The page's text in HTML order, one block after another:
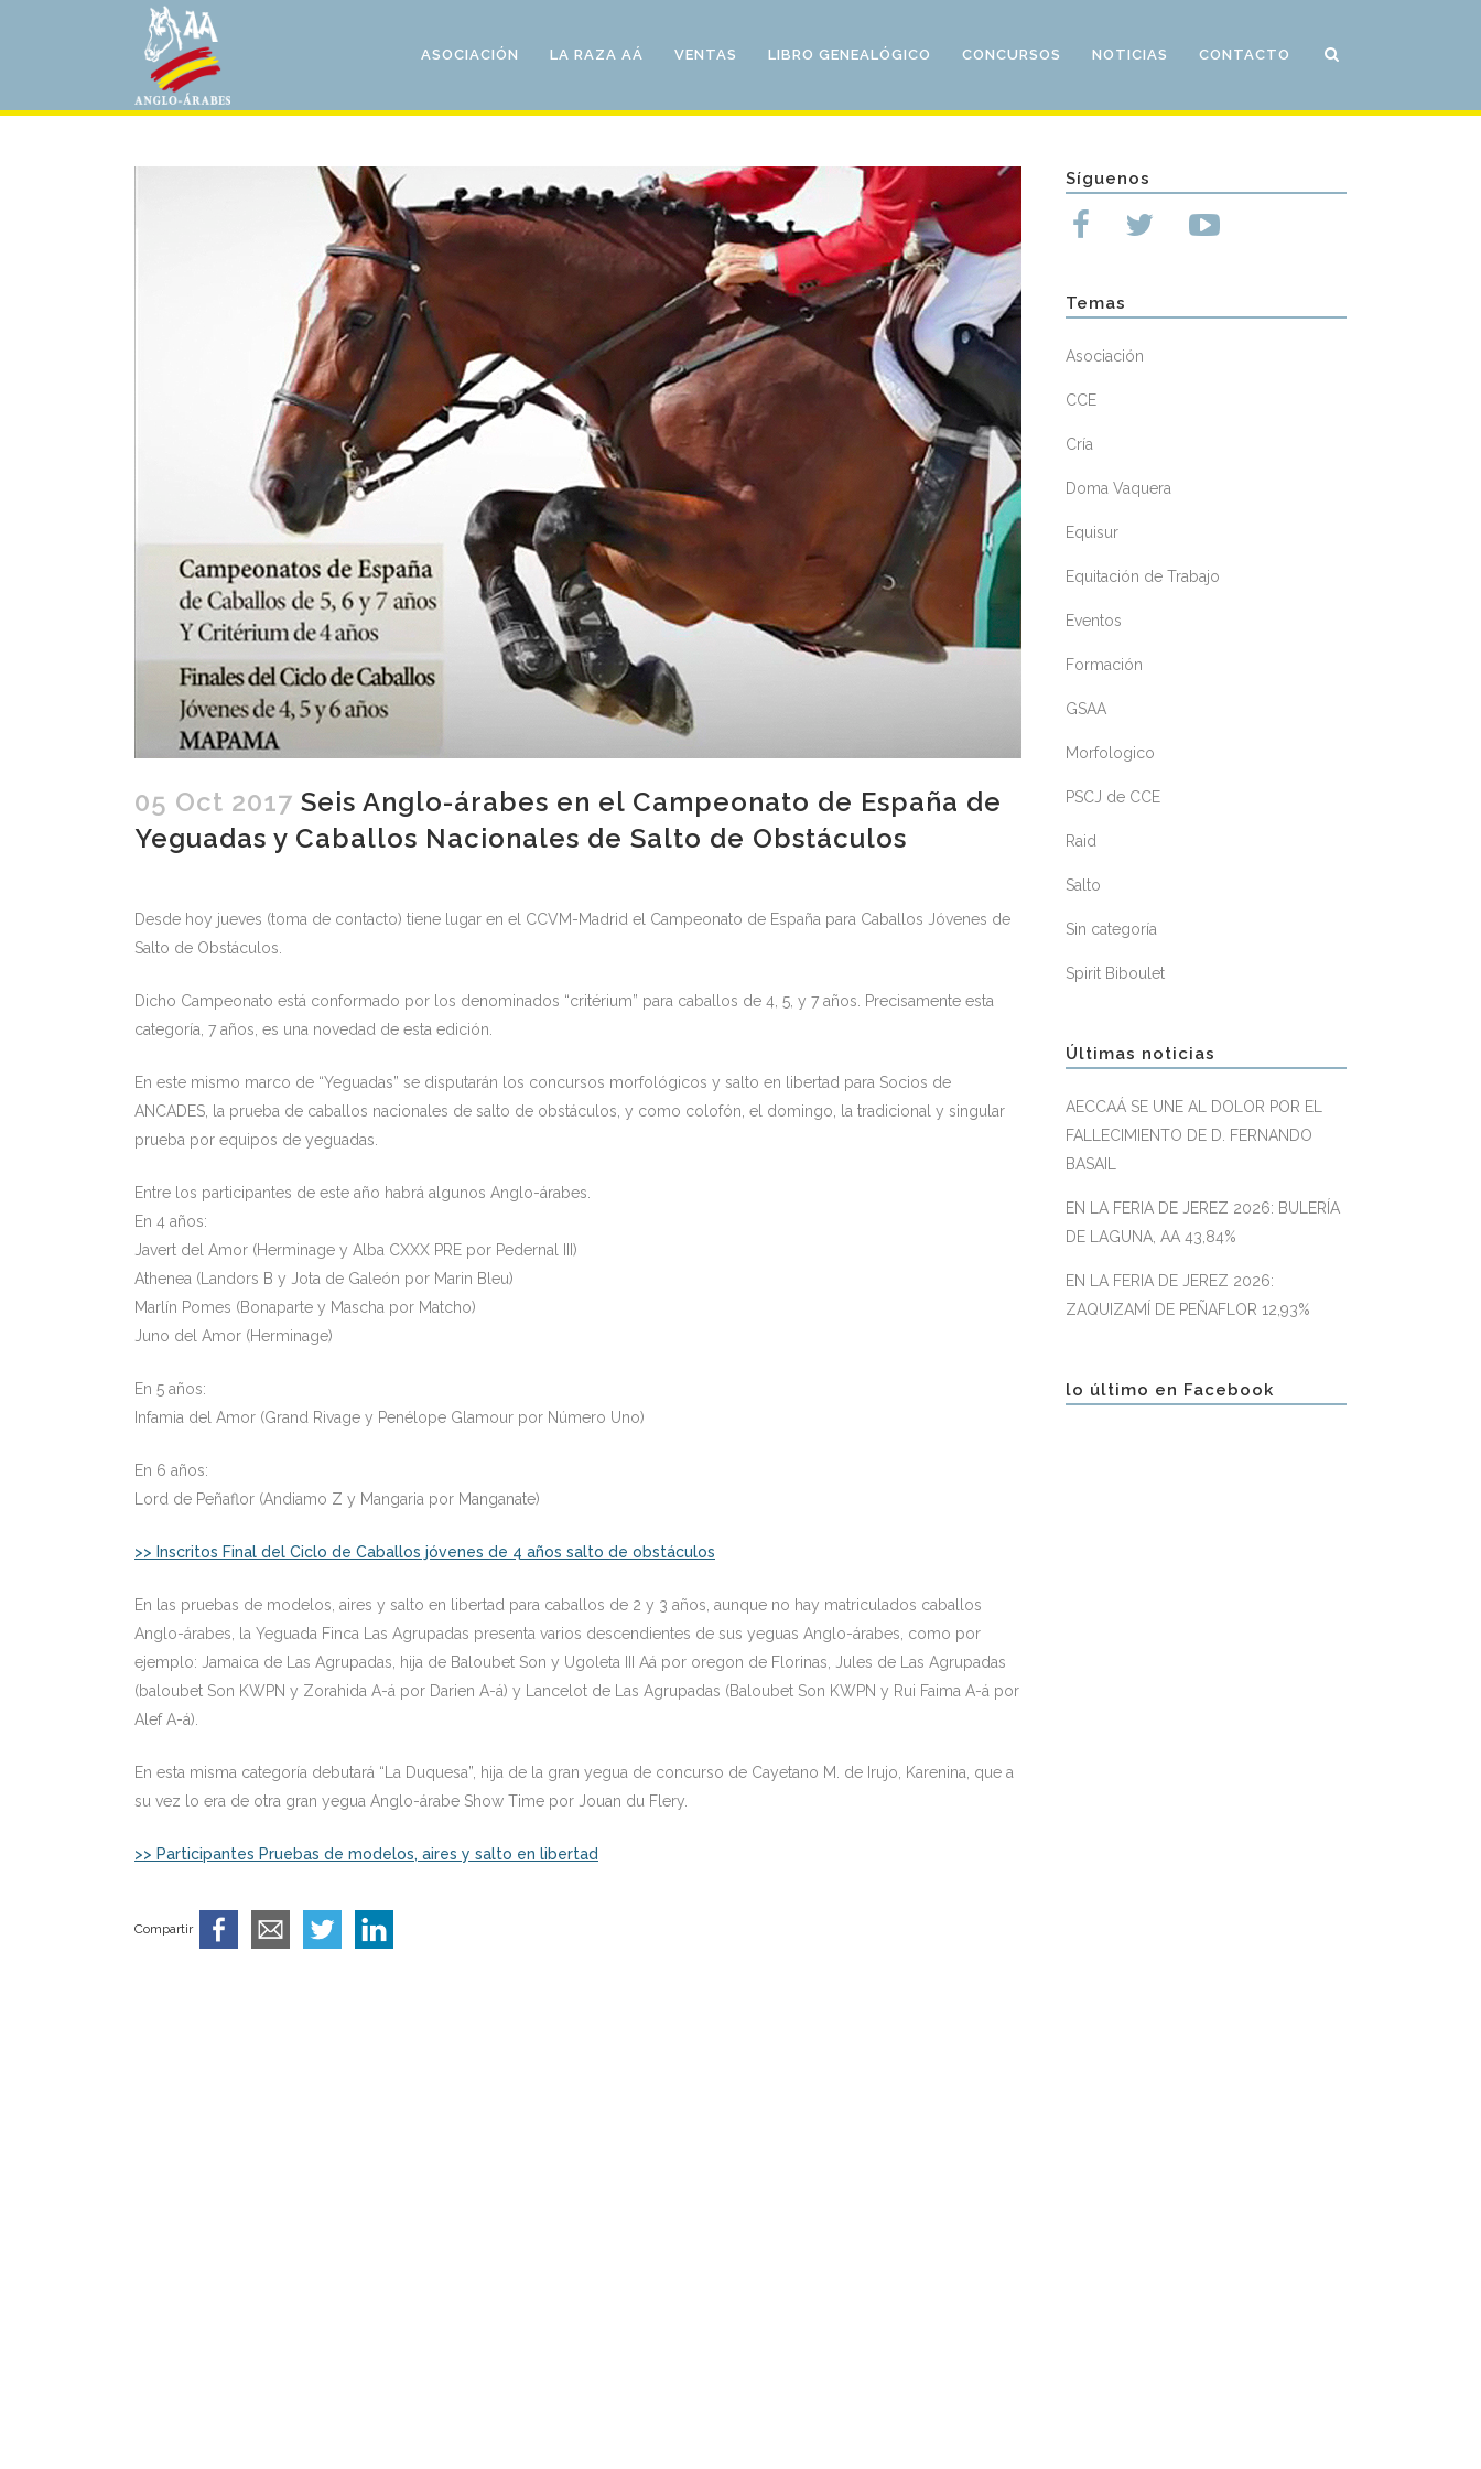
ASOCIACIÓN LA RAZA AÁ VENTAS LIBRO GENEALÓGICO CONCURSOS NOTICIAS CONTACTO
05 Oct 2017 Seis Anglo-árabes en el Campeonato de España de
Yeguadas y Caballos Nacionales de Salto de Obstáculos
Desde hoy jueves (toma de contacto) tiene lugar en el CCVM-Madrid el Campeonato de España para Caballos Jóvenes de
Salto de Obstáculos.
Dicho Campeonato está conformado por los denominados “critérium” para caballos de 4, 5, y 7 años. Precisamente esta
categoría, 7 años, es una novedad de esta edición.
En este mismo marco de “Yeguadas” se disputarán los concursos morfológicos y salto en libertad para Socios de
ANCADES, la prueba de caballos nacionales de salto de obstáculos, y como colofón, el domingo, la tradicional y singular
prueba por equipos de yeguadas.
Entre los participantes de este año habrá algunos Anglo-árabes.
En 4 años:
Javert del Amor (Herminage y Alba CXXX PRE por Pedernal III)
Athenea (Landors B y Jota de Galeón por Marin Bleu)
Marlín Pomes (Bonaparte y Mascha por Matcho)
Juno del Amor (Herminage)
En 5 años:
Infamia del Amor (Grand Rivage y Penélope Glamour por Número Uno)
En 6 años:
Lord de Peñaflor (Andiamo Z y Mangaria por Manganate)
>> Inscritos Final del Ciclo de Caballos jóvenes de 4 años salto de obstáculos
En las pruebas de modelos, aires y salto en libertad para caballos de 2 y 3 años, aunque no hay matriculados caballos
Anglo-árabes, la Yeguada Finca Las Agrupadas presenta varios descendientes de sus yeguas Anglo-árabes, como por
ejemplo: Jamaica de Las Agrupadas, hija de Baloubet Son y Ugoleta III Aá por oregon de Florinas, Jules de Las Agrupadas
(baloubet Son KWPN y Zorahida A-á por Darien A-á) y Lancelot de Las Agrupadas (Baloubet Son KWPN y Rui Faima A-á por
Alef A-á).
En esta misma categoría debutará “La Duquesa”, hija de la gran yegua de concurso de Cayetano M. de Irujo, Karenina, que a
su vez lo era de otra gran yegua Anglo-árabe Show Time por Jouan du Flery.
>> Participantes Pruebas de modelos, aires y salto en libertad
Compartir
Síguenos
Temas
Asociación
CCE
Cría
Doma Vaquera
Equisur
Equitación de Trabajo
Eventos
Formación
GSAA
Morfologico
PSCJ de CCE
Raid
Salto
Sin categoría
Spirit Biboulet
Últimas noticias
AECCAÁ SE UNE AL DOLOR POR EL
FALLECIMIENTO DE D. FERNANDO
BASAIL
EN LA FERIA DE JEREZ 2026: BULERÍA
DE LAGUNA, AA 43,84%
EN LA FERIA DE JEREZ 2026:
ZAQUIZAMÍ DE PEÑAFLOR 12,93%
lo último en Facebook